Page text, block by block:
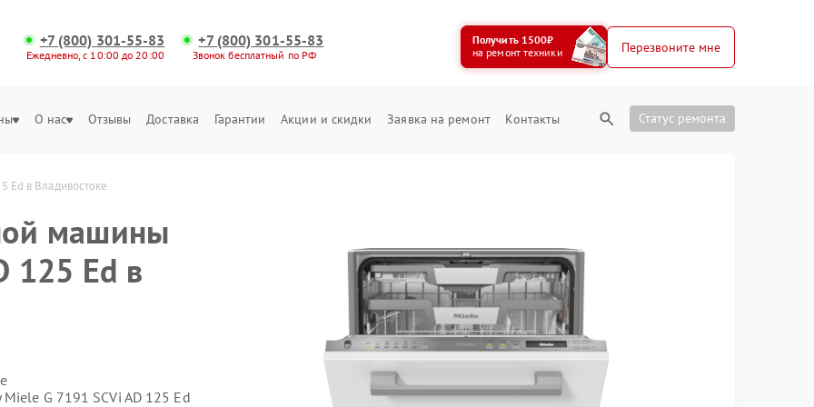
+7 (800) 301-55-83
Ежедневно, с 10:00 до 20:00
+7 (800) 301-55-83
Звонок бесплатный по РФ
Получить 1500₽
на ремонт техники
Перезвоните мне
О нас Отзывы Доставка Гарантии Акции и скидки Заявка на ремонт Контакты Статус ремонта
Ed в Владивостоке
машины
125 Ed в
G 7191 SCVi AD 125 Ed